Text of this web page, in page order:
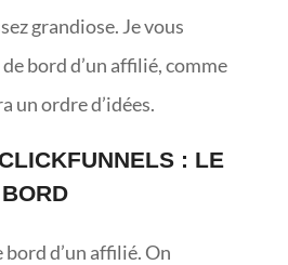
grandiose. Je vous
bord d’un affilié, comme
un ordre d’idées.
: LE
d’un affilié. On